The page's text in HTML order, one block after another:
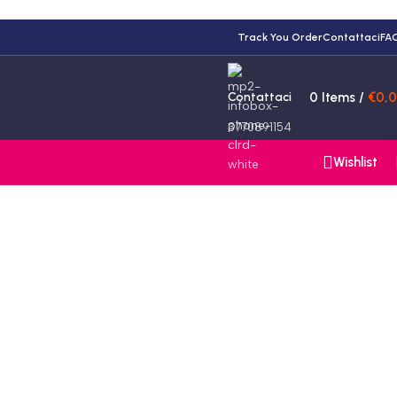
Track You OrderContattaci
Contattaci
3770891154
0 Items / €
Wishlist